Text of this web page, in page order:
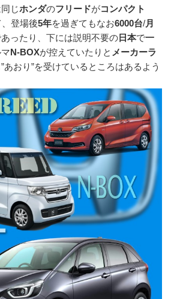
じホンダのフリードがコンパクト
登場後5年を過ぎてもなお6000台/月
あったり、下には説明不要の 日本で一
N-BOXが控えていたりと メーカーラ
あおり”を受けているところはあるよう